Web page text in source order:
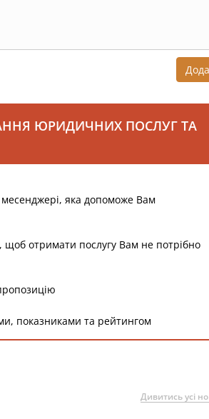
ЮРИДИЧНИХ ПОСЛУГ ТА
яка допоможе Вам
щоб отримати послугу Вам не потрібно
показниками та рейтингом
Дивитись усі